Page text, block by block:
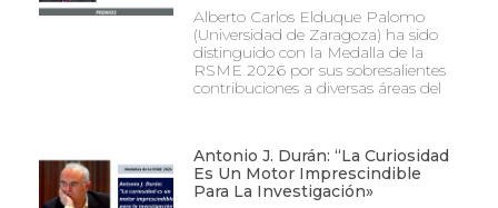
Alberto Carlos Elduque Palomo
(Universidad de Zaragoza) ha sido
distinguido con la Medalla de la
RSME 2026 por sus sobresalientes
contribuciones a diversas áreas del
Antonio J. Durán: “La Curiosidad
Es Un Motor Imprescindible
Para La Investigación»